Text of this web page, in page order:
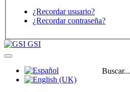
¿Recordar usuario?
¿Recordar contraseña?
GSI
Buscar...